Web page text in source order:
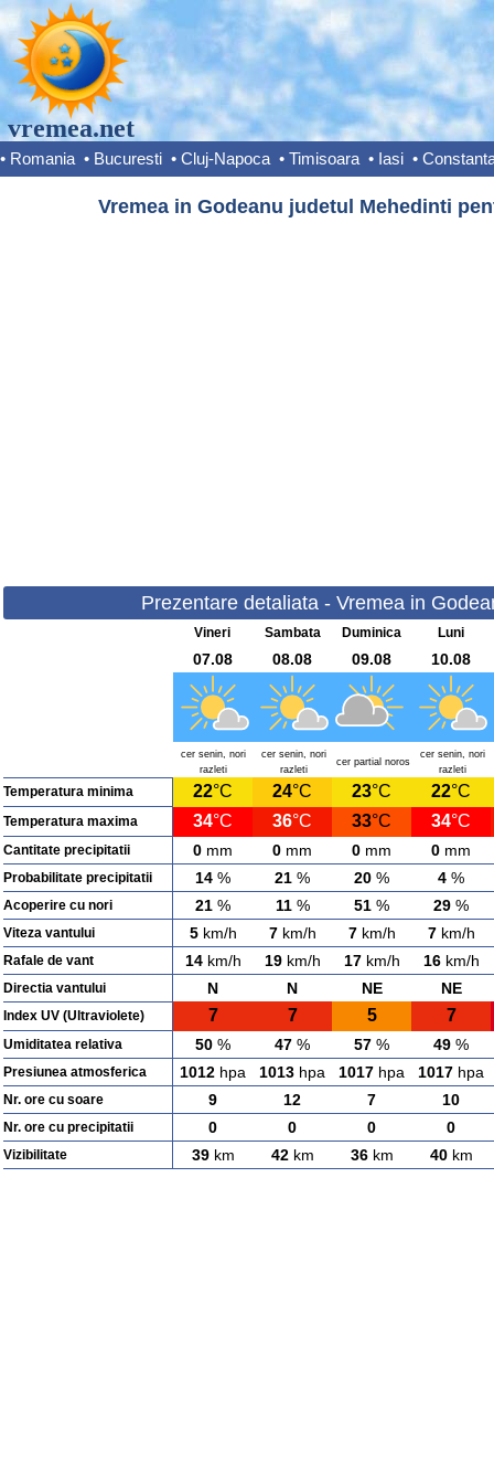
vremea.net
• Romania • Bucuresti • Cluj-Napoca • Timisoara • Iasi •
Vremea in Godeanu judetul Mehedinti
Prezentare detaliata - Vremea in
Vineri Sambata Duminica Luni
07.08 08.08 09.08 10.08
cer senin, nori
razleti
cer senin, nori
razleti
cer partial noros
cer senin, nori
razleti
Temperatura minima 22°C 24°C 23°C 22°C
Temperatura maxima 34°C 36°C 33°C 34°C
Cantitate precipitatii 0 mm 0 mm 0 mm 0 mm
Probabilitate precipitatii 14 % 21 % 20 % 4 %
Acoperire cu nori 21 % 11% 51 % 29 %
Viteza vantului 5km/h 7km/h 7km/h 7km/h
Rafale de vant 14km/h 19km/h 17km/h 16km/h
Directia vantului N N NE NE
Index UV (Ultraviolete) 7 7 5 7
Umiditatea relativa 50 % 47 % 57 % 49 %
Presiunea atmosferica 1012 hpa 1013 hpa 1017 hpa 1017 hpa
Nr. ore cu soare 9 12 7 10
Nr. ore cu precipitatii 0 0 0 0
Vizibilitate 39km 42km 36km 40km